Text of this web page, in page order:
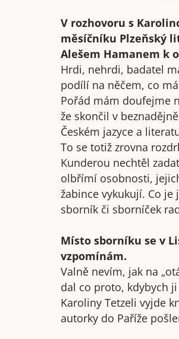
V rozhovoru s
měsíčníku Plzeňský
Alešem Hamanem k
Hrdi, nehrdi, badatel
podílí na něčem, co
Pořád mám doufejme
že skončil v
Českém jazyce a
To se totiž zrovna
Kunderou nechtěl
olbřímí osobnosti,
žabince vykukují. Co
sborník či sborníček
Místo sborníku se v
vzpomínám.
Valně nevím, jak na
dal co proto, kdybych ji
Karoliny Tetzeli vyjde
autorky do Paříže